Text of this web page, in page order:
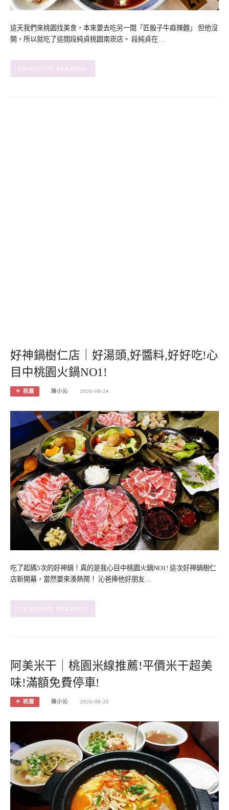
這天我們來桃園找美食，本來要去吃另一間「匠骰子牛麻辣麵」 但他沒
開，所以就吃了這間段純貞桃園南崁店。 段純貞在…
CONTINUE READING
好神鍋樹仁店｜好湯頭,好醬料,好好吃!心
目中桃園火鍋NO1!
＊ 桃園 陳小沁 2020-08-24
吃了起碼5次的好神鍋！真的是我心目中桃園火鍋NO1! 這次好神鍋樹仁
店新開幕，當然要來湊熱鬧！ 沁爸捧他好朋友…
CONTINUE READING
阿美米干｜桃園米線推薦!平價米干超美
味!滿額免費停車!
＊ 桃園 陳小沁 2020-08-20